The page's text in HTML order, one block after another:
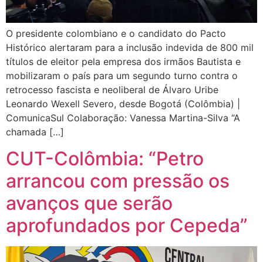
O presidente colombiano e o candidato do Pacto
Histórico alertaram para a inclusão indevida de 800 mil
títulos de eleitor pela empresa dos irmãos Bautista e
mobilizaram o país para um segundo turno contra o
retrocesso fascista e neoliberal de Álvaro Uribe
Leonardo Wexell Severo, desde Bogotá (Colômbia) |
ComunicaSul Colaboração: Vanessa Martina-Silva “A
chamada […]
CUT-Colômbia: “Petro
arrancou com pressão os
avanços que serão
aprofundados por Cepeda”